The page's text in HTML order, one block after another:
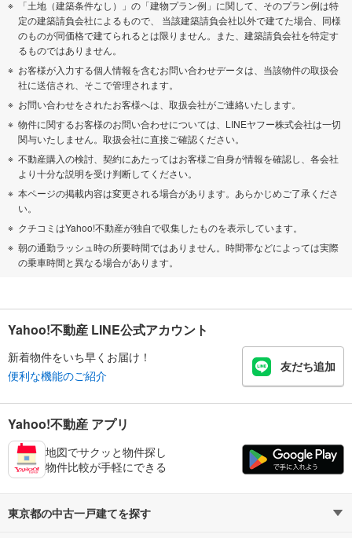
「土地（建築条件なし）」の「建物プラン例」に関して、そのプラン例は特
定の建築請負会社によるもので、 当該建築請負会社以外で建てた場合、同様
のものが同価格で建てられるとは限りません。また、建築請負会社を特定す
るものではありません。
お客様が入力する個人情報を含むお問い合わせデータは、当該物件の取扱会
社に送信され、そこで管理されます。
お問い合わせをされたお客様へは、取扱会社がご連絡いたします。
物件に関するお客様のお問い合わせについては、LINEヤフー株式会社は一切
関与いたしません。取扱会社に直接ご確認ください。
不動産購入の検討、契約にあたってはお客様ご自身が情報を確認し、各会社
より十分な説明を受け判断してください。
本ページの掲載内容は変更される場合があります。あらかじめご了承くださ
い。
クチコミはYahoo!不動産が独自で収集したものを表示しています。
朝の通勤ラッシュ時の所要時間ではありません。時間帯などによっては実際
の乗車時間と異なる場合があります。
Yahoo!不動産 LINE公式アカウント
新着物件をいち早くお届け！
便利な機能のご紹介
友だち追加
Yahoo!不動産 アプリ
地図でサクッと物件探し
物件比較が手軽にできる
東京都の中古一戸建てを探す